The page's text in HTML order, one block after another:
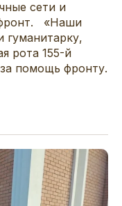
сети и
фронт. «Наши
гуманитарку,
рота 155-й
помощь фронту.